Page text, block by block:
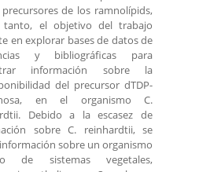
de los ramnolípids,
el objetivo del trabajo
en explorar bases de datos de
y bibliográficas para
información sobre la
del precursor dTDP-
en el organismo C.
Debido a la escasez de
sobre C. reinhardtii, se
sobre un organismo
de sistemas vegetales,